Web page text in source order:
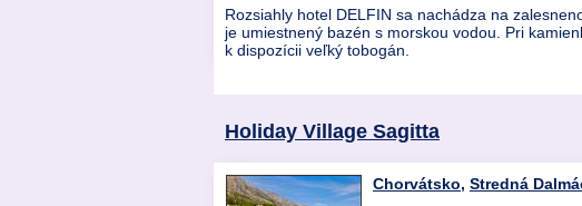
Rozsiahly hotel DELFIN sa nachádza na
je umiestnený bazén s morskou vodou. Pri
k dispozícii veľký tobogán.
Holiday Village Sagitta
Chorvátsko, Stredná